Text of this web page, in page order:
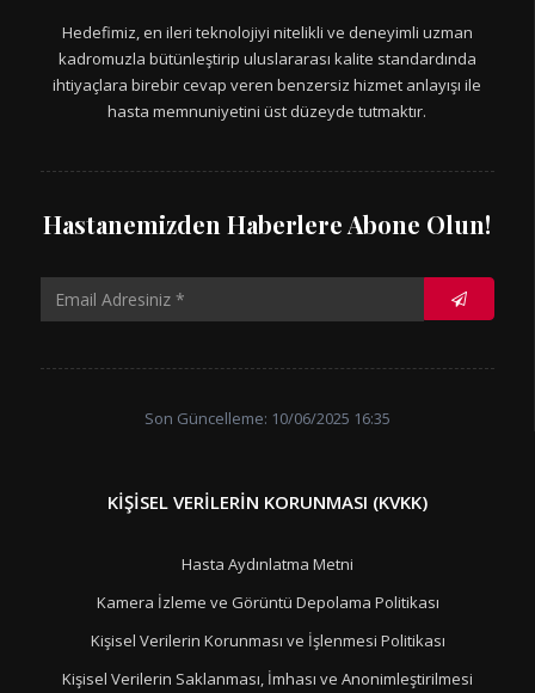
Hedefimiz, en ileri teknolojiyi nitelikli ve deneyimli uzman
kadromuzla bütünleştirip uluslararası kalite standardında
ihtiyaçlara birebir cevap veren benzersiz hizmet anlayışı ile
hasta memnuniyetini üst düzeyde tutmaktır.
Hastanemizden Haberlere Abone Olun!
Son Güncelleme: 10/06/2025 16:35
KIŞISEL VERILERIN KORUNMASI (KVKK)
Hasta Aydınlatma Metni
Kamera İzleme ve Görüntü Depolama Politikası
Kişisel Verilerin Korunması ve İşlenmesi Politikası
Kişisel Verilerin Saklanması, İmhası ve Anonimleştirilmesi